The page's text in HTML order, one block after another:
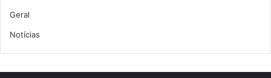
Geral
Notícias